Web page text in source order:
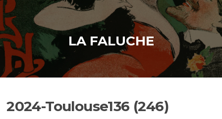
LA FALUCHE
2024-Toulouse136 (246)